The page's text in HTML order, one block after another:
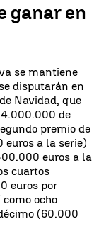
ganar en
se mantiene
disputarán en
Navidad, que
de
premio de
euros a la serie)
euros a la
cuartos
euros por
ocho
(60.000